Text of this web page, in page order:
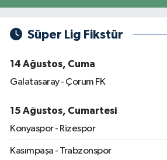
Süper Lig Fikstür
14 Ağustos, Cuma
Galatasaray - Çorum FK
15 Ağustos, Cumartesi
Konyaspor - Rizespor
Kasımpaşa - Trabzonspor